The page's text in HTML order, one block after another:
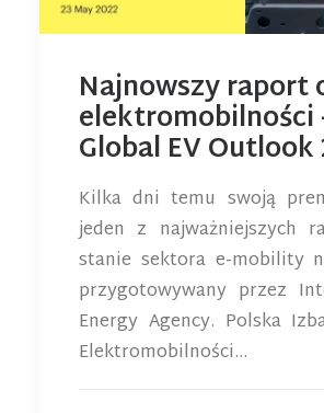
Najnowszy raport
elektromobilności
Global EV Outlook
Kilka dni temu swoją
jeden z najważniejszych
stanie sektora e-mobility
przygotowywany przez
Energy Agency. Polska
Elektromobilności…